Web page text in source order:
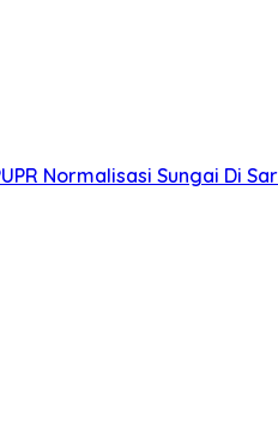
Normalisasi Sungai Di